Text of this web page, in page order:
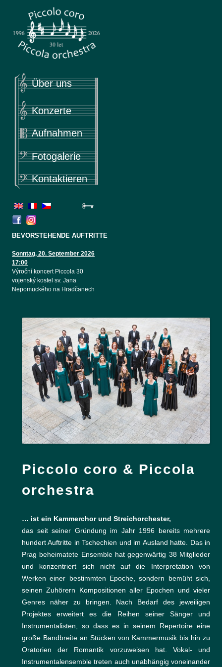
Piccola
Piccolo coro & Piccola orchestra
Über uns
Konzerte
Aufnahmen
Fotogalerie
Kontaktieren
BEVORSTEHENDE AUFTRITTE
Sonntag, 20. September 2026
17:00
Výroční koncert Piccola 30
vojenský kostel sv. Jana
Nepomuckého na Hradčanech
Piccolo coro & Piccola
orchestra
… ist ein Kammerchor und Streichorchester,
das seit seiner Gründung im Jahr 1996 bereits mehrere
hundert Auftritte in Tschechien und im Ausland hatte. Das in
Prag beheimatete Ensemble hat gegenwärtig 38 Mitglieder
und konzentriert sich nicht auf die Interpretation von
Werken einer bestimmten Epoche, sondern bemüht sich,
seinen Zuhörern Kompositionen aller Epochen und vieler
Genres näher zu bringen. Nach Bedarf des jeweiligen
Projektes erweitert es die Reihen seiner Sänger und
Instrumentalisten, so dass es in seinem Repertoire eine
große Bandbreite an Stücken von Kammermusik bis hin zu
Oratorien der Romantik vorzuweisen hat. Vokal- und
Instrumentalensemble treten auch unabhängig voneinander